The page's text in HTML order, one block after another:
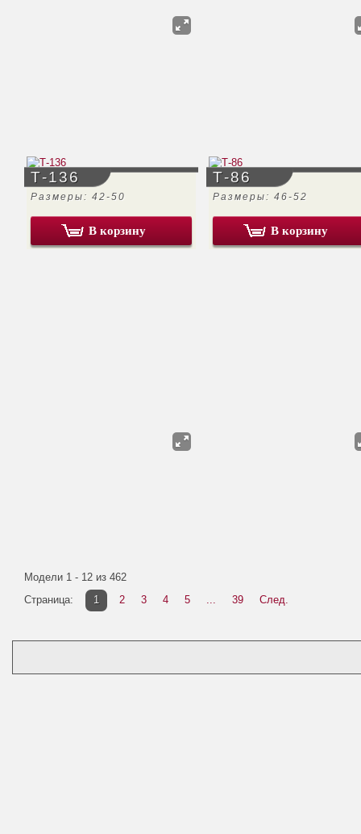
Т-136
Размеры: 42-50
В корзину
Т-86
Размеры: 46-52
В корзину
Модели 1 - 12 из 462
Страница:
1 2 3 4 5 ... 39 След.